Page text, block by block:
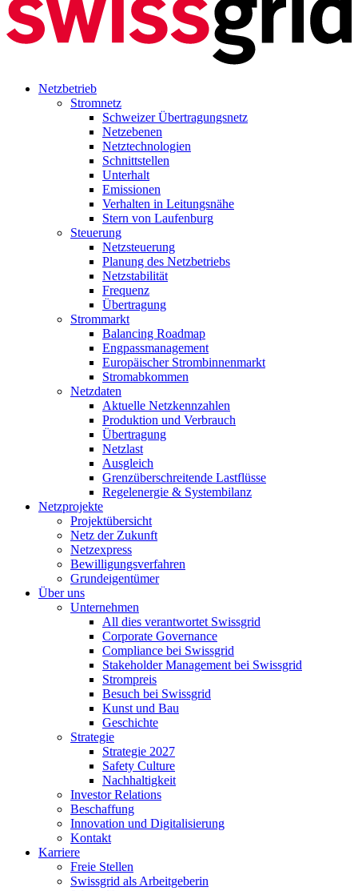
Netzbetrieb
Stromnetz
Schweizer Übertragungsnetz
Netzebenen
Netztechnologien
Schnittstellen
Unterhalt
Emissionen
Verhalten in Leitungsnähe
Stern von Laufenburg
Steuerung
Netzsteuerung
Planung des Netzbetriebs
Netzstabilität
Frequenz
Übertragung
Strommarkt
Balancing Roadmap
Engpassmanagement
Europäischer Strombinnenmarkt
Stromabkommen
Netzdaten
Aktuelle Netzkennzahlen
Produktion und Verbrauch
Übertragung
Netzlast
Ausgleich
Grenzüberschreitende Lastflüsse
Regelenergie & Systembilanz
Netzprojekte
Projektübersicht
Netz der Zukunft
Netzexpress
Bewilligungsverfahren
Grundeigentümer
Über uns
Unternehmen
All dies verantwortet Swissgrid
Corporate Governance
Compliance bei Swissgrid
Stakeholder Management bei Swissgrid
Strompreis
Besuch bei Swissgrid
Kunst und Bau
Geschichte
Strategie
Strategie 2027
Safety Culture
Nachhaltigkeit
Investor Relations
Beschaffung
Innovation und Digitalisierung
Kontakt
Karriere
Freie Stellen
Swissgrid als Arbeitgeberin